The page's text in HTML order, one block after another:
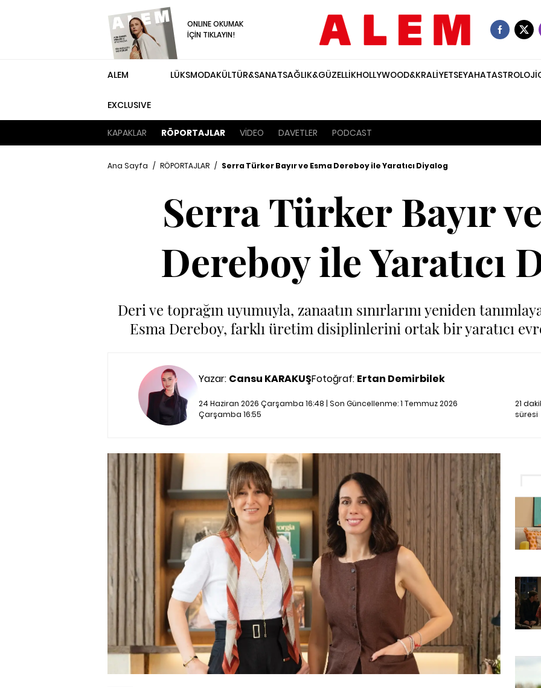
ONLINE OKUMAK
İÇİN TIKLAYIN!
ALEM
EXCLUSIVE
LÜKSMODAKÜLTÜR&SANATSAĞLIK&GÜZELLİKHOLLYWOOD&KRALİYETSEYAHATASTROLOJİ
KAPAKLAR RÖPORTAJLAR VİDEO DAVETLER PODCAST
Ana Sayfa / RÖPORTAJLAR / Serra Türker Bayır ve Esma Dereboy ile Yaratıcı Diyalog
Serra Türker Bayır
Dereboy ile Yaratıcı
Deri ve toprağın uyumuyla, zanaatın sınırlarını yeniden
Esma Dereboy, farklı üretim disiplinlerini ortak bir yaratıcı
Yazar: Cansu KARAKUŞFotoğraf: Ertan Demirbilek
24 Haziran 2026 Çarşamba 16:48 | Son Güncellenme:1 Temmuz 2026
Çarşamba 16:55
21
süresi